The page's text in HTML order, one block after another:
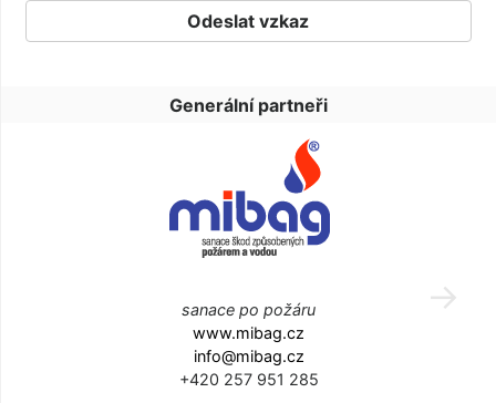
Generální partneři
sanace po požáru
www.mibag.cz
info@mibag.cz
+420 257 951 285